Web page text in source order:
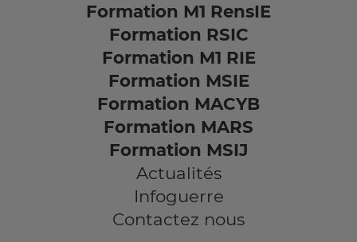
Formation M1 RensIE
Formation RSIC
Formation M1 RIE
Formation MSIE
Formation MACYB
Formation MARS
Formation MSIJ
Actualités
Infoguerre
Contactez nous